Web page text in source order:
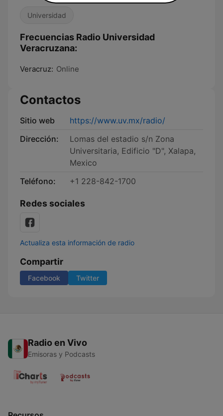
Universidad
Frecuencias Radio Universidad
Veracruzana:
Veracruz: Online
Contactos
Sitio web
https://www.uv.mx/radio/
Dirección:
Lomas del estadio s/n Zona
Universitaria, Edificio "D", Xalapa,
Mexico
Teléfono:
+1 228-842-1700
Redes sociales
Actualiza esta información de radio
Compartir
Facebook Twitter
Radio en Vivo
Emisoras y Podcasts